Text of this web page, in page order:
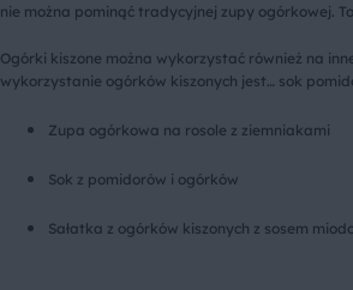
nie można pominąć tradycyjnej zupy ogórkowej.
Ogórki kiszone można wykorzystać również na
wykorzystanie ogórków kiszonych jest… sok
Zupa ogórkowa na rosole z ziemniakami
Sok z pomidorów i ogórków
Sałatka z ogórków kiszonych z sosem